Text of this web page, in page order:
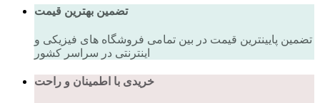
تضمین بهترین قیمت
تضمین پایینترین قیمت در بین تمامی فروشگاه های فیزیکی و
اینترنتی در سراسر کشور
خریدی با اطمینان و راحت